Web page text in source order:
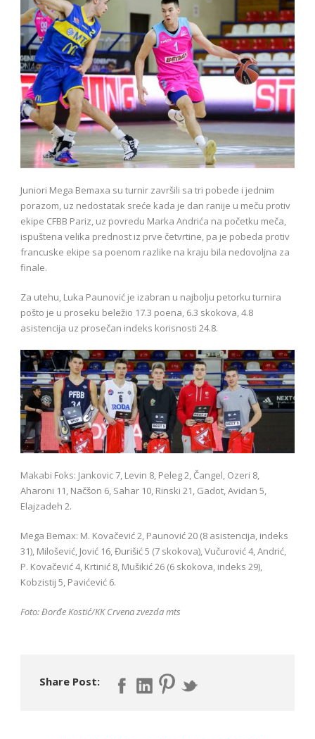
Juniori Mega Bemaxa su turnir završili sa tri pobede i jednim
porazom, uz nedostatak sreće kada je dan ranije u meču protiv
ekipe CFBB Pariz, uz povredu Marka Andrića na početku meča,
ispuštena velika prednost iz prve četvrtine, pa je pobeda protiv
francuske ekipe sa poenom razlike na kraju bila nedovoljna za
finale.
Za utehu, Luka Paunović je izabran u najbolju petorku turnira
pošto je u proseku beležio 17.3 poena, 6.3 skokova, 4.8
asistencija uz prosečan indeks korisnosti 24.8.
Makabi Foks: Jankovic 7, Levin 8, Peleg 2, Čangel, Ozeri 8,
Aharoni 11, Načšon 6, Sahar 10, Rinski 21, Gadot, Avidan 5,
Elajzadeh 2.
Mega Bemax: M. Kovačević 2, Paunović 20 (8 asistencija, indeks
31), Milošević, Jović 16, Đurišić 5 (7 skokova), Vučurović 4, Andrić,
P. Kovačević 4, Krtinić 8, Mušikić 26 (6 skokova, indeks 29),
Kobzistij 5, Pavićević 6.
Foto: Đorđe Kostić/KK Crvena zvezda mts
Share Post: